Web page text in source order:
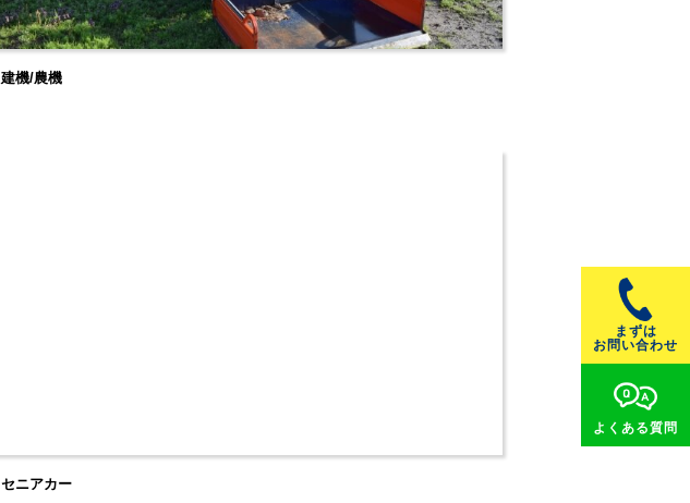
建機/農機
セニアカー
まずは
お問い合わせ
よくある質問